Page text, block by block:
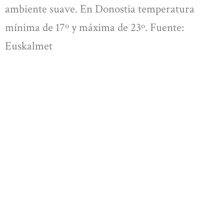
ambiente suave. En Donostia temperatura
mínima de 17º y máxima de 23º. Fuente:
Euskalmet